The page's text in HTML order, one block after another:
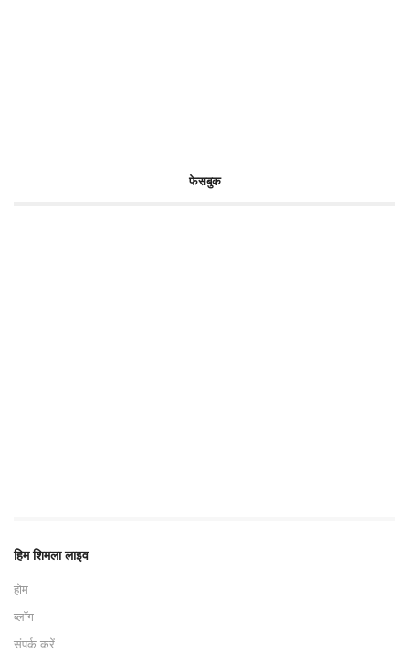
फेसबुक
हिम शिमला लाइव
होम
ब्लॉग
संपर्क करें